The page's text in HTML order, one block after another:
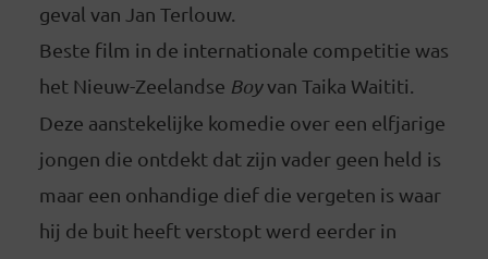
geval van Jan Terlouw.
Beste film in de internationale competitie was
het Nieuw-Zeelandse Boyvan Taika Waititi.
Deze aanstekelijke komedie over een elfjarige
jongen die ontdekt dat zijn vader geen held is
maar een onhandige dief die vergeten is waar
hij de buit heeft verstopt werd eerder in